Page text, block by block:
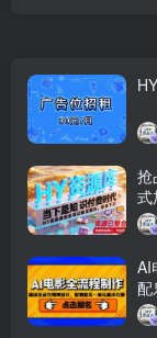
抢
式
AI
配